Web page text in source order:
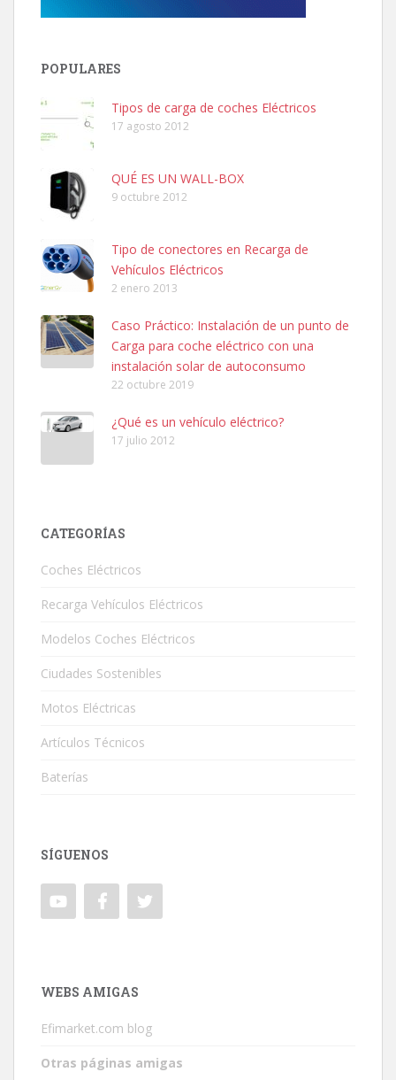
POPULARES
Tipos de carga de coches Eléctricos
17 agosto 2012
QUÉ ES UN WALL-BOX
9 octubre 2012
Tipo de conectores en Recarga de
Vehículos Eléctricos
2 enero 2013
Caso Práctico: Instalación de un punto de
Carga para coche eléctrico con una
instalación solar de autoconsumo
22 octubre 2019
¿Qué es un vehículo eléctrico?
17 julio 2012
CATEGORÍAS
Coches Eléctricos
Recarga Vehículos Eléctricos
Modelos Coches Eléctricos
Ciudades Sostenibles
Motos Eléctricas
Artículos Técnicos
Baterías
SÍGUENOS
WEBS AMIGAS
Efimarket.com blog
Otras páginas amigas